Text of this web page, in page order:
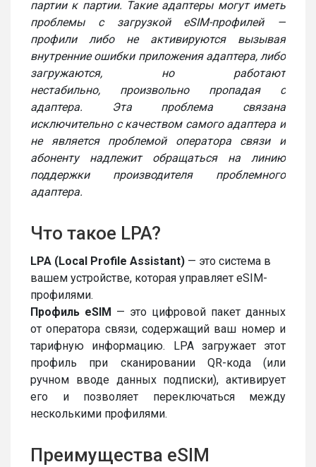
партии к партии. Такие адаптеры могут иметь
проблемы с загрузкой eSIM-профилей —
профили либо не активируются вызывая
внутренние ошибки приложения адаптера, либо
загружаются, но работают
нестабильно, произвольно пропадая с
адаптера. Эта проблема связана
исключительно с качеством самого адаптера и
не является проблемой оператора связи и
абоненту надлежит обращаться на линию
поддержки производителя проблемного
адаптера.
Что такое LPA?
LPA (Local Profile Assistant) — это система в
вашем устройстве, которая управляет eSIM-
профилями.
Профиль eSIM — это цифровой пакет данных
от оператора связи, содержащий ваш номер и
тарифную информацию. LPA загружает этот
профиль при сканировании QR-кода (или
ручном вводе данных подписки), активирует
его и позволяет переключаться между
несколькими профилями.
Преимущества eSIM